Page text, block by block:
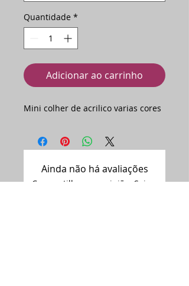
Quantidade *
Adicionar ao carrinho
Mini colher de acrilico varias cores
Ainda não há avaliações
Compartilhe sua opinião. Seja o